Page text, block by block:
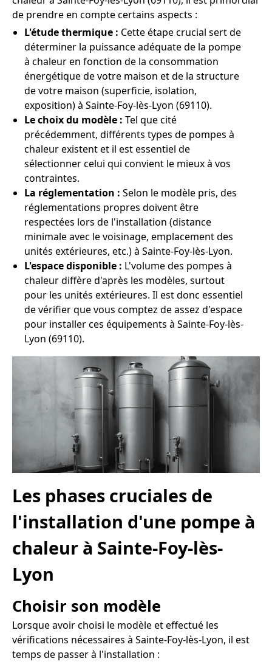
de prendre en compte certains aspects :
L'étude thermique : Cette étape crucial sert de
déterminer la puissance adéquate de la pompe
à chaleur en fonction de la consommation
énergétique de votre maison et de la structure
de votre maison (superficie, isolation,
exposition) à Sainte-Foy-lès-Lyon (69110).
Le choix du modèle : Tel que cité
précédemment, différents types de pompes à
chaleur existent et il est essentiel de
sélectionner celui qui convient le mieux à vos
contraintes.
La réglementation : Selon le modèle pris, des
réglementations propres doivent être
respectées lors de l'installation (distance
minimale avec le voisinage, emplacement des
unités extérieures, etc.) à Sainte-Foy-lès-Lyon.
L'espace disponible : L'volume des pompes à
chaleur diffère d'après les modèles, surtout
pour les unités extérieures. Il est donc essentiel
de vérifier que vous comptez de assez d'espace
pour installer ces équipements à Sainte-Foy-lès-
Lyon (69110).
Les phases cruciales de
l'installation d'une pompe à
chaleur à Sainte-Foy-lès-
Lyon
Choisir son modèle
Lorsque avoir choisi le modèle et effectué les
vérifications nécessaires à Sainte-Foy-lès-Lyon, il est
temps de passer à l'installation :